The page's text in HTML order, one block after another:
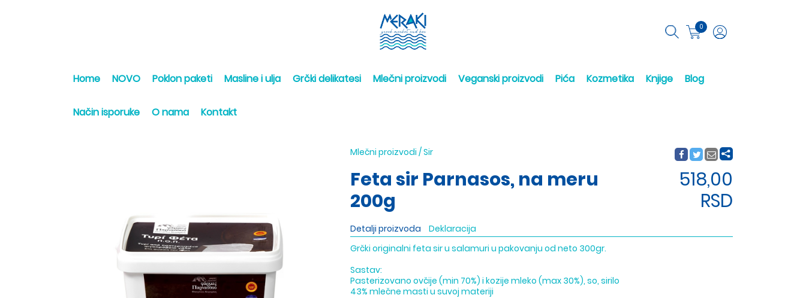
0
Home NOVO Poklon paketi Masline i ulja Grčki delikatesi Mlečni proizvodi Veganski proizvodi Pića Kozmetika Knjige Blog
Način isporuke O nama Kontakt
Mlečni proizvodi /Sir
Feta sir Parnasos, na meru
200g
518,00
RSD
Detalji proizvoda
Deklaracija
Grčki originalni feta sir u salamuri u pakovanju od neto 300gr.
Sastav:
Pasterizovano ovčije (min 70%) i kozije mleko (max 30%), so, sirilo
43% mlečne masti u suvoj materiji